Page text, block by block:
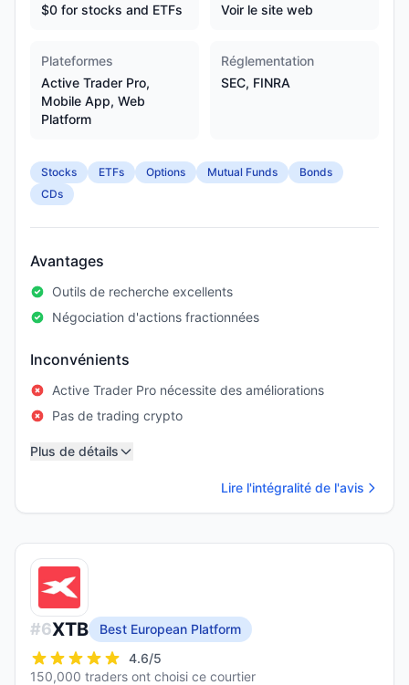
$0 for stocks and ETFs
Voir le site web
Plateformes
Active Trader Pro,
Mobile App, Web
Platform
Réglementation
SEC, FINRA
Stocks ETFs Options Mutual Funds
Bonds
CDs
Avantages
Outils de recherche excellents
Négociation d'actions fractionnées
Inconvénients
Active Trader Pro nécessite des améliorations
Pas de trading crypto
Plus de détails
Lire l'intégralité de l'avis
#6XTB
Best European Platform
4.6/5
150,000 traders ont choisi ce courtier